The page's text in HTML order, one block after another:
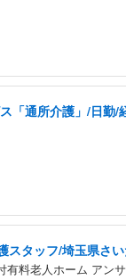
「通所介護」/日勤/
スタッフ/埼玉県さ
有料老人ホーム アン